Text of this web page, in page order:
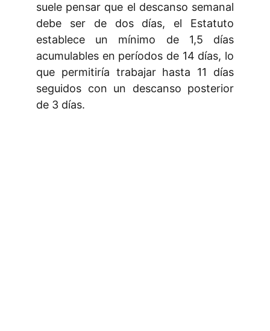
suele pensar que el descanso semanal
debe ser de dos días, el Estatuto
establece un mínimo de 1,5 días
acumulables en períodos de 14 días, lo
que permitiría trabajar hasta 11 días
seguidos con un descanso posterior
de 3 días.